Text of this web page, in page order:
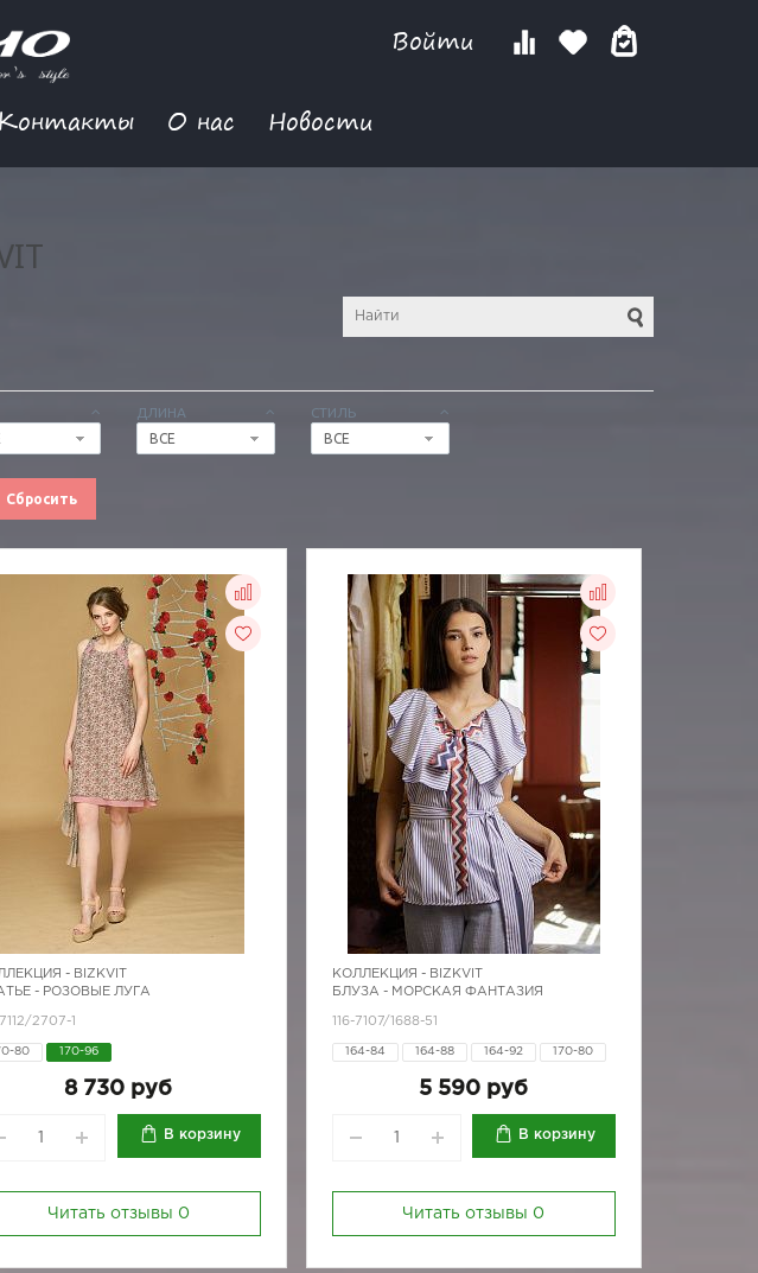
Войти
Контакты О нас Новости
ДЛИНА
ВСЕ
СТИЛЬ
ВСЕ
Сбросить
- BIZKVIT
- РОЗОВЫЕ ЛУГА
7112/2707-1
80 170-96
8 730 руб
В корзину
Читать отзывы 0
КОЛЛЕКЦИЯ - BIZKVIT
БЛУЗА - МОРСКАЯ ФАНТАЗИЯ
116-7107/1688-51
164-84 164-88 164-92 170-80
5 590 руб
В корзину
Читать отзывы 0